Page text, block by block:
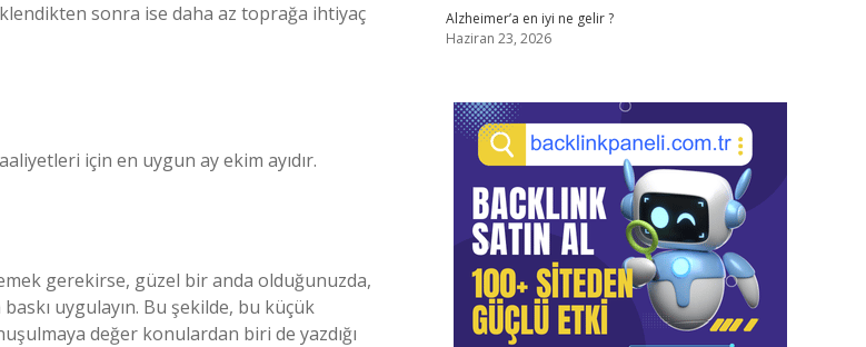
sonra ise daha az toprağa ihtiyaç
için en uygun ay ekim ayıdır.
gerekirse, güzel bir anda olduğunuzda,
uygulayın. Bu şekilde, bu küçük
değer konulardan biri de yazdığı
Alzheimer’a en iyi ne gelir ?
Haziran 23, 2026